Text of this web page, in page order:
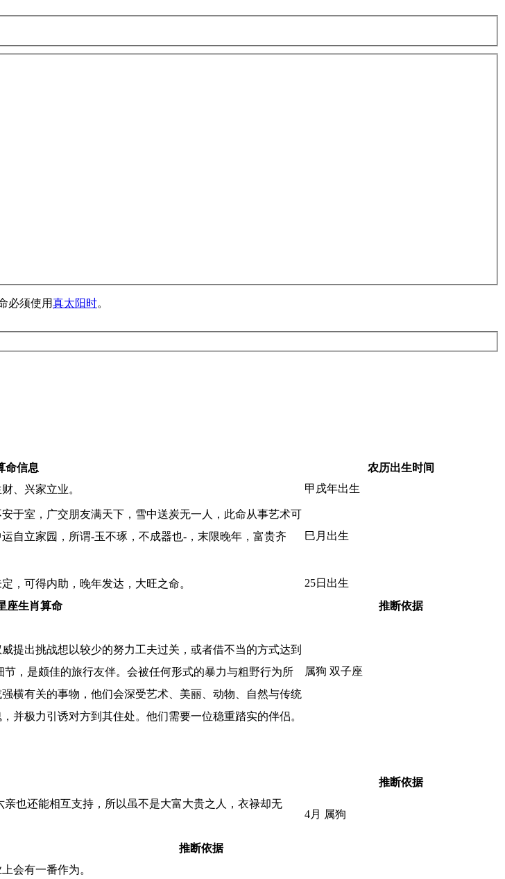
必须使用真太阳时。
命信息
农历出生时间
、兴家立业。
甲戌年出生
于室，广交朋友满天下，雪中送炭无一人，此命从事艺术可
自立家园，所谓-玉不琢，不成器也-，末限晚年，富贵齐
巳月出生
，可得内助，晚年发达，大旺之命。
25日出生
座生肖算命
推断依据
提出挑战想以较少的努力工夫过关，或者借不当的方式达到
，是颇佳的旅行友伴。会被任何形式的暴力与粗野行为所
横有关的事物，他们会深受艺术、美丽、动物、自然与传统
并极力引诱对方到其住处。他们需要一位稳重踏实的伴侣。
属狗 双子座
推断依据
也还能相互支持，所以虽不是大富大贵之人，衣禄却无
4月 属狗
推断依据
会有一番作为。